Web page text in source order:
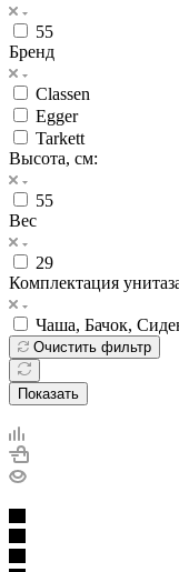
55
Бренд
Classen
Egger
Tarkett
Высота, см:
55
Вес
29
Комплектация
Чаша, Бачок,
Очистить фильтр
Показать